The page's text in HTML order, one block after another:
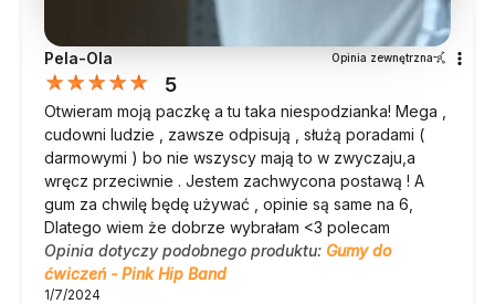
Pela-Ola Opinia zewnętrzna
5
Otwieram moją paczkę a tu taka niespodzianka! Mega ,
cudowni ludzie , zawsze odpisują , służą poradami (
darmowymi ) bo nie wszyscy mają to w zwyczaju,a
wręcz przeciwnie . Jestem zachwycona postawą ! A
gum za chwilę będę używać , opinie są same na 6,
Dlatego wiem że dobrze wybrałam <3 polecam
Opinia dotyczy podobnego produktu: Gumy do
ćwiczeń - Pink Hip Band
1/7/2024